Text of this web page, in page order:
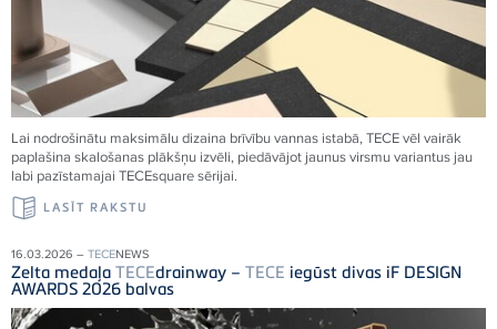
Lai nodrošinātu maksimālu dizaina brīvību vannas istabā,TECEvēl vairāk
paplašina skalošanas plākšņu izvēli, piedāvājot jaunus virsmu variantus jau
labi pazīstamajai TECEsquare sērijai.
LASĪT RAKSTU
16.03.2026 – TECENEWS
Zelta medaļa TECEdrainway – TECE iegūst divas iF DESIGN
AWARDS 2026 balvas